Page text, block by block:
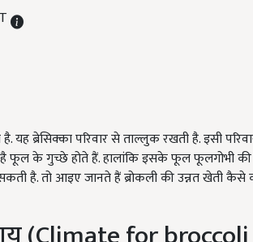
यह ब्रेसिक्का परिवार से ताल्लुक रखती है. इसी
है फूल के गुच्छे होते हैं. हालांकि इसके फूल फूलगोभी
है. तो आइए जानते हैं ब्रोकली की उन्नत खेती कैसे